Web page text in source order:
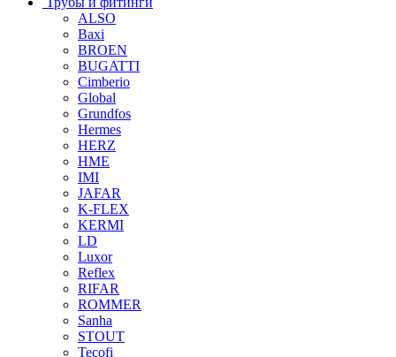
ALSO
Baxi
BROEN
BUGATTI
Cimberio
Global
Grundfos
Hermes
HERZ
HME
IMI
JAFAR
K-FLEX
KERMI
LD
Luxor
Reflex
RIFAR
ROMMER
Sanha
STOUT
Tecofi